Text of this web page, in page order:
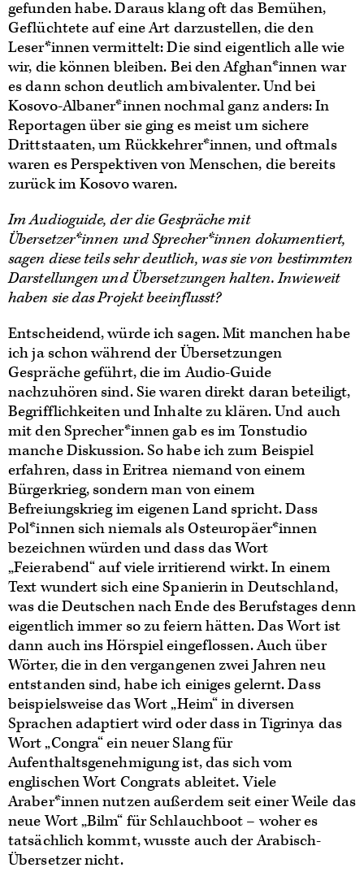
gefunden habe. Daraus klang oft das Bemühen,
Geflüchtete auf eine Art darzustellen, die den
Leser*innen vermittelt: Die sind eigentlich alle wie
wir, die können bleiben. Bei den Afghan*innen war
es dann schon deutlich ambivalenter. Und bei
Kosovo-Albaner*innen nochmal ganz anders: In
Reportagen über sie ging es meist um sichere
Drittstaaten, um Rückkehrer*innen, und oftmals
waren es Perspektiven von Menschen, die bereits
zurück im Kosovo waren.
Im Audioguide, der die Gespräche mit
Übersetzer*innen und Sprecher*innen dokumentiert,
sagen diese teils sehr deutlich, was sie von bestimmten
Darstellungen und Übersetzungen halten. Inwieweit
haben sie das Projekt beeinflusst?
Entscheidend, würde ich sagen. Mit manchen habe
ich ja schon während der Übersetzungen
Gespräche geführt, die im Audio-Guide
nachzuhören sind. Sie waren direkt daran beteiligt,
Begrifflichkeiten und Inhalte zu klären. Und auch
mit den Sprecher*innen gab es im Tonstudio
manche Diskussion. So habe ich zum Beispiel
erfahren, dass in Eritrea niemand von einem
Bürgerkrieg, sondern man von einem
Befreiungskrieg im eigenen Land spricht. Dass
Pol*innen sich niemals als Osteuropäer*innen
bezeichnen würden und dass das Wort
„Feierabend“ auf viele irritierend wirkt. In einem
Text wundert sich eine Spanierin in Deutschland,
was die Deutschen nach Ende des Berufstages denn
eigentlich immer so zu feiern hätten. Das Wort ist
dann auch ins Hörspiel eingeflossen. Auch über
Wörter, die in den vergangenen zwei Jahren neu
entstanden sind, habe ich einiges gelernt. Dass
beispielsweise das Wort „Heim“ in diversen
Sprachen adaptiert wird oder dass in Tigrinya das
Wort „Congra“ ein neuer Slang für
Aufenthaltsgenehmigung ist, das sich vom
englischen Wort Congrats ableitet. Viele
Araber*innen nutzen außerdem seit einer Weile das
neue Wort „Bilm“ für Schlauchboot – woher es
tatsächlich kommt, wusste auch der Arabisch-
Übersetzer nicht.